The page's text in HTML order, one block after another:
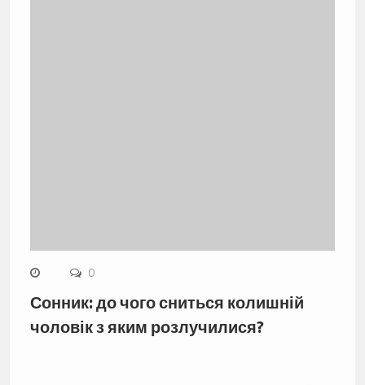
0
Сонник: до чого сниться колишній
чоловік з яким розлучилися?